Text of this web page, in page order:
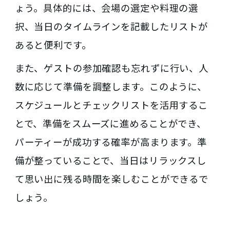
ょう。具体的には、会場の選定や料理の選
択、当日のタイムラインを記載したリストが
あると便利です。
また、ゲストの参加確認も忘れずに行い、人
数に応じて準備を調整します。このように、
スケジュールとチェックリストを活用するこ
とで、準備をスムーズに進めることができ、
パーティーが成功する確率が高まります。準
備が整っていることで、当日はリラックスし
て思い出に残る時間を楽しむことができるで
しょう。